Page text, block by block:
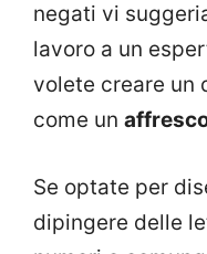
negati vi
lavoro a un
volete creare un
come un
Se optate per
dipingere delle